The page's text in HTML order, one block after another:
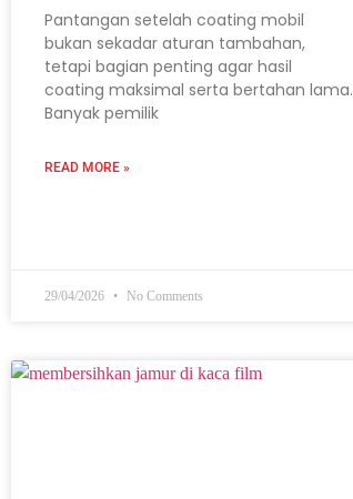
Pantangan setelah coating mobil
bukan sekadar aturan tambahan,
tetapi bagian penting agar hasil
coating maksimal serta bertahan lama.
Banyak pemilik
READ MORE »
29/04/2026 No Comments